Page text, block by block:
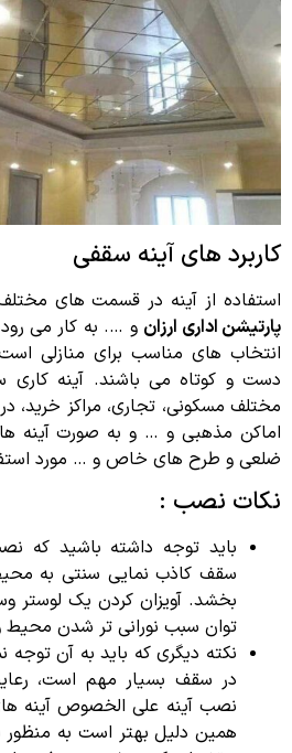
کاربرد های آینه سقفی
استفاده از آینه در قسمت های
پارتیشن اداری ارزان و …. به کار می
انتخاب های مناسب برای منازلی
دست و کوتاه می باشند. آینه
مختلف مسکونی، تجاری، مراکز خرید،
اماکن مذهبی و … و به صورت آینه
ضلعی و طرح های خاص و … مورد
نکات نصب :
باید توجه داشته باشید که
سقف کاذب نمایی سنتی به
بخشد. آویزان کردن یک لوستر
توان سبب نورانی تر شدن
نکته دیگری که باید به آن توجه
در سقف بسیار مهم است،
نصب آینه علی الخصوص آینه
همین دلیل بهتر است به منظور